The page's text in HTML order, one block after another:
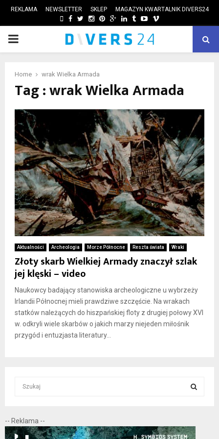
REKLAMA NEWSLETTER SKLEP MAGAZYN KWARTALNIK DIVERS24
FACEBOOK
TWITTER
INSTAGRAM
PINTEREST
GOOGLE
LINKEDIN
TUMBLRYOUTUBE
VIMEO
PRIMARY
Home wrak Wielka Armada
Tag : wrak Wielka Armada
Aktualności Archeologia Morze Północne Reszta świata Wraki
Złoty skarb Wielkiej Armady znaczył szlak
jej klęski – video
Naukowcy badający stanowiska archeologiczne u wybrzeży
Irlandii Północnej mieli prawdziwe szczęście. Na wrakach
statków należących do hiszpańskiej floty z drugiej połowy XVI
w. odkryli wiele skarbów o jakich marzy niejeden miłośnik
przygód i entuzjasta literatury...
c
h
E
-- Reklama --